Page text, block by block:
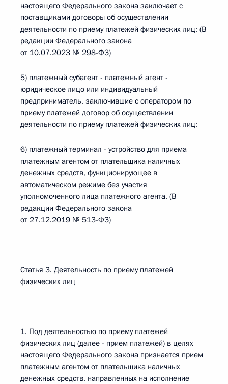
настоящего Федерального закона заключает с
поставщиками договоры об осуществлении
деятельности по приему платежей физических лиц; (В
редакции Федерального закона
от 10.07.2023 № 298-ФЗ)
5) платежный субагент - платежный агент -
юридическое лицо или индивидуальный
предприниматель, заключившие с оператором по
приему платежей договор об осуществлении
деятельности по приему платежей физических лиц;
6) платежный терминал - устройство для приема
платежным агентом от плательщика наличных
денежных средств, функционирующее в
автоматическом режиме без участия
уполномоченного лица платежного агента. (В
редакции Федерального закона
от 27.12.2019 № 513-ФЗ)
Статья 3. Деятельность по приему платежей
физических лиц
1. Под деятельностью по приему платежей
физических лиц (далее - прием платежей) в целях
настоящего Федерального закона признается прием
платежным агентом от плательщика наличных
денежных средств, направленных на исполнение